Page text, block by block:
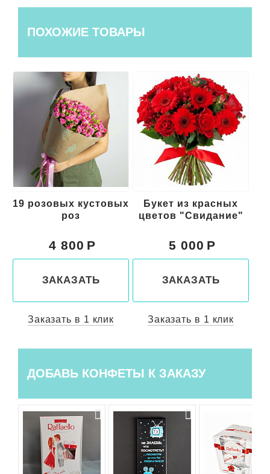
ПОХОЖИЕ ТОВАРЫ
19 розовых кустовых
роз
4 800
ЗАКАЗАТЬ
Заказать в 1 клик
Букет из красных
цветов "Свидание"
5 000
ЗАКАЗАТЬ
Заказать в 1 клик
ДОБАВЬ КОНФЕТЫ К ЗАКАЗУ